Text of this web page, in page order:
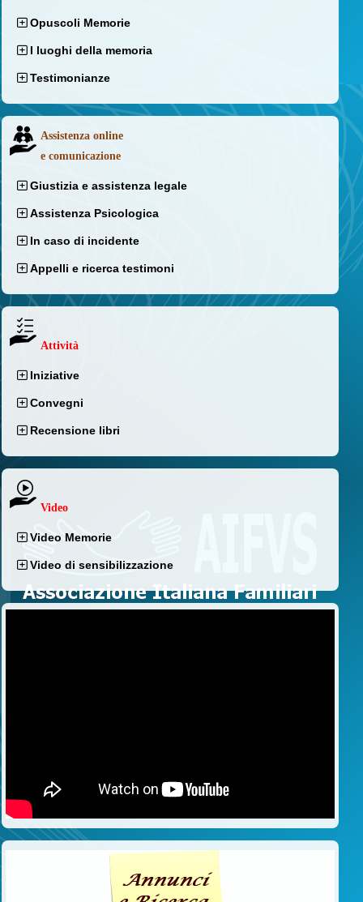
Opuscoli Memorie
I luoghi della memoria
Testimonianze
Assistenza online
e comunicazione
Giustizia e assistenza legale
Assistenza Psicologica
In caso di incidente
Appelli e ricerca testimoni
Attività
Iniziative
Convegni
Recensione libri
Video
Video Memorie
Video di sensibilizzazione